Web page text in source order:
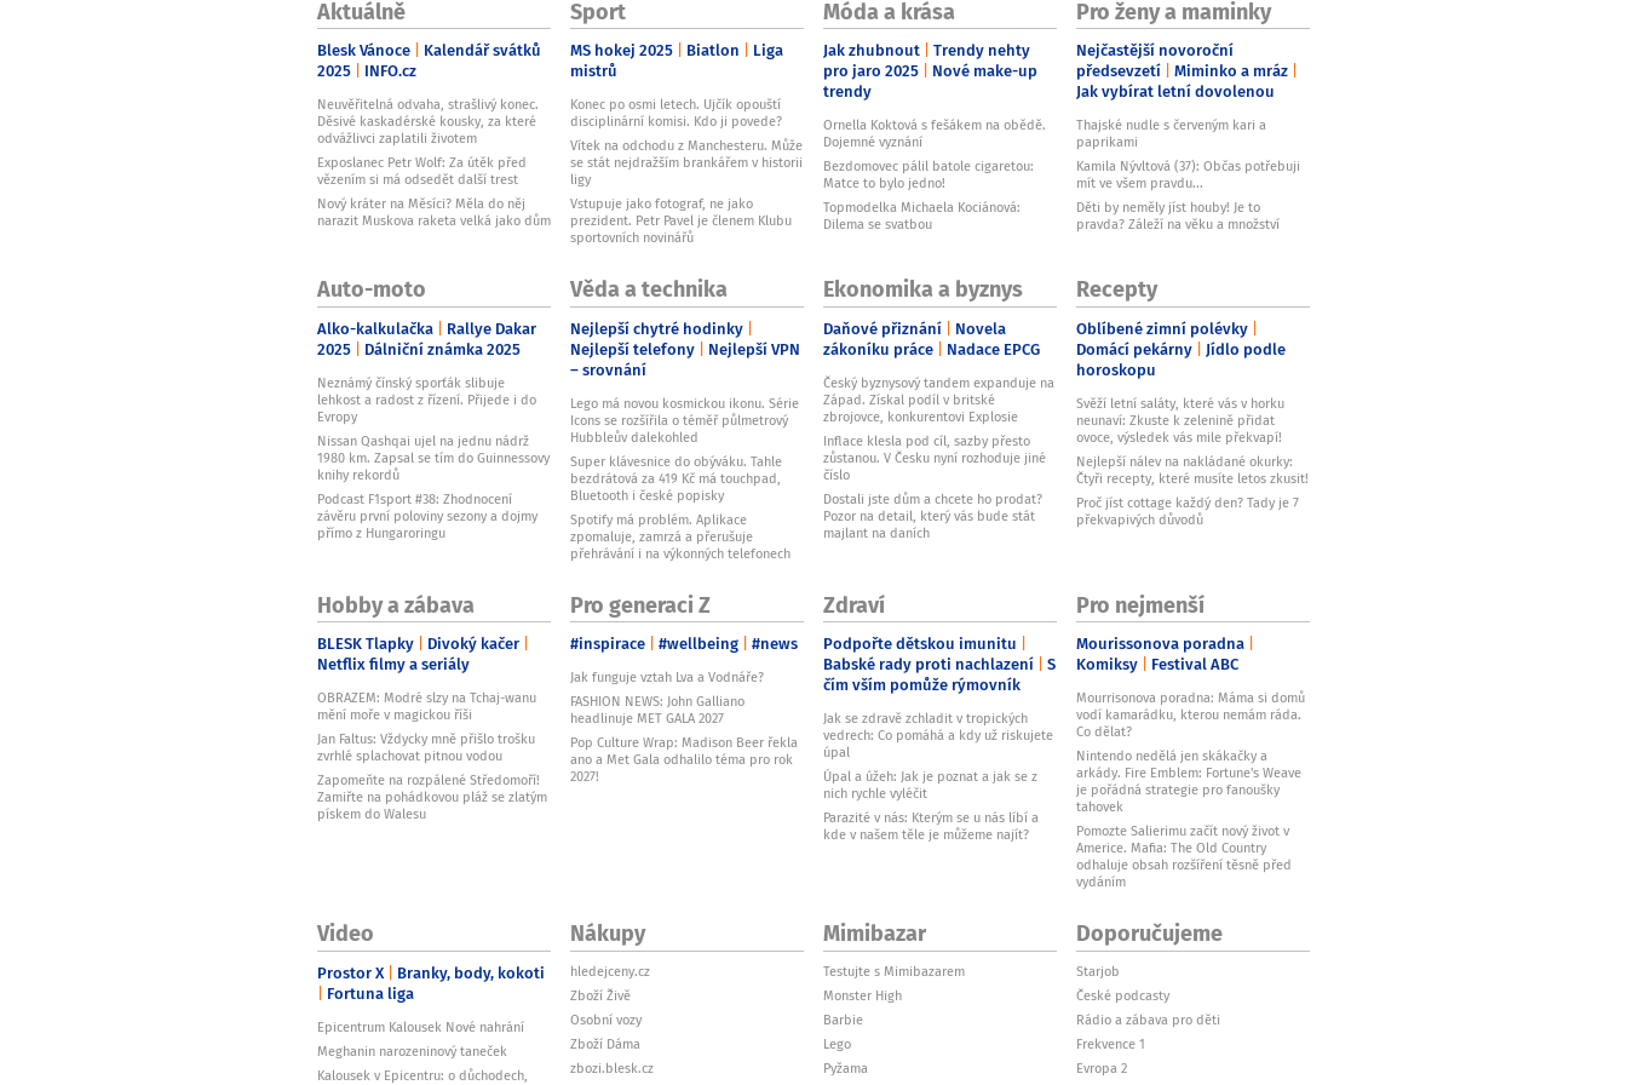
Aktuálně
Blesk Vánoce Kalendář svátků
2025 INFO.cz
Neuvěřitelná odvaha, strašlivý konec.
Děsivé kaskadérské kousky, za které
odvážlivci zaplatili životem
Exposlanec Petr Wolf: Za útěk před
vězením si má odsedět další trest
Nový kráter na Měsíci? Měla do něj
narazit Muskova raketa velká jako dům
Sport
MS hokej 2025 Biatlon
Liga
mistrů
Konec po osmi letech. Ujčík opouští
disciplinární komisi. Kdo ji povede?
Vítek na odchodu z Manchesteru. Může
se stát nejdražším brankářem v historii
ligy
Vstupuje jako fotograf, ne jako
prezident. Petr Pavel je členem Klubu
sportovních novinářů
Móda a krása
Jak zhubnout Trendy nehty
pro jaro 2025 Nové make-up
trendy
Ornella Koktová s fešákem na obědě.
Dojemné vyznání
Bezdomovec pálil batole cigaretou:
Matce to bylo jedno!
Topmodelka Michaela Kociánová:
Dilema se svatbou
Pro ženy a maminky
Nejčastější novoroční
předsevzetí Miminko a mráz
Jak vybírat letní dovolenou
Thajské nudle s červeným kari a
paprikami
Kamila Nývltová (37): Občas potřebuji
mít ve všem pravdu...
Děti by neměly jíst houby! Je to
pravda? Záleží na věku a množství
Auto-moto
Alko-kalkulačka Rallye Dakar
2025 Dálniční známka 2025
Neznámý čínský sporťák slibuje
lehkost a radost z řízení. Přijede i do
Evropy
Nissan Qashqai ujel na jednu nádrž
1980 km. Zapsal se tím do Guinnessovy
knihy rekordů
Podcast F1sport #38: Zhodnocení
závěru první poloviny sezony a dojmy
přímo z Hungaroringu
Věda a technika
Nejlepší chytré hodinky
Nejlepší telefony Nejlepší VPN
– srovnání
Lego má novou kosmickou ikonu. Série
Icons se rozšířila o téměř půlmetrový
Hubbleův dalekohled
Super klávesnice do obýváku. Tahle
bezdrátová za 419 Kč má touchpad,
Bluetooth i české popisky
Spotify má problém. Aplikace
zpomaluje, zamrzá a přerušuje
přehrávání i na výkonných telefonech
Ekonomika a byznys
Daňové přiznání Novela
zákoníku práce Nadace EPCG
Český byznysový tandem expanduje na
Západ. Získal podíl v britské
zbrojovce, konkurentovi Explosie
Inflace klesla pod cíl, sazby přesto
zůstanou. V Česku nyní rozhoduje jiné
číslo
Dostali jste dům a chcete ho prodat?
Pozor na detail, který vás bude stát
majlant na daních
Recepty
Oblíbené zimní polévky
Domácí pekárny Jídlo podle
horoskopu
Svěží letní saláty, které vás v horku
neunaví: Zkuste k zelenině přidat
ovoce, výsledek vás mile překvapí!
Nejlepší nálev na nakládané okurky:
Čtyři recepty, které musíte letos zkusit!
Proč jíst cottage každý den? Tady je 7
překvapivých důvodů
Hobby a zábava
BLESK Tlapky Divoký kačer
Netflix filmy a seriály
OBRAZEM: Modré slzy na Tchaj-wanu
mění moře v magickou říši
Jan Faltus: Vždycky mně přišlo trošku
zvrhlé splachovat pitnou vodou
Zapomeňte na rozpálené Středomoří!
Zamiřte na pohádkovou pláž se zlatým
pískem do Walesu
Pro generaci Z
#inspirace #wellbeing #news
Jak funguje vztah Lva a Vodnáře?
FASHION NEWS: John Galliano
headlinuje MET GALA 2027
Pop Culture Wrap: Madison Beer řekla
ano a Met Gala odhalilo téma pro rok
2027!
Zdraví
Podpořte dětskou imunitu
Babské rady proti nachlazení S
čím vším pomůže rýmovník
Jak se zdravě zchladit v tropických
vedrech: Co pomáhá a kdy už riskujete
úpal
Úpal a úžeh: Jak je poznat a jak se z
nich rychle vyléčit
Parazité v nás: Kterým se u nás líbí a
kde v našem těle je můžeme najít?
Pro nejmenší
Mourissonova poradna
Komiksy Festival ABC
Mourrisonova poradna: Máma si domů
vodí kamarádku, kterou nemám ráda.
Co dělat?
Nintendo nedělá jen skákačky a
arkády. Fire Emblem: Fortune's Weave
je pořádná strategie pro fanoušky
tahovek
Pomozte Salierimu začít nový život v
Americe. Mafia: The Old Country
odhaluje obsah rozšíření těsně před
vydáním
Video
Prostor X Branky, body, kokoti
Fortuna liga
Epicentrum Kalousek Nové nahrání
Meghanin narozeninový taneček
Kalousek v Epicentru: o důchodech,
Nákupy
hledejceny.cz
Zboží Živě
Osobní vozy
Zboží Dáma
zbozi.blesk.cz
Mimibazar
Testujte s Mimibazarem
Monster High
Barbie
Lego
Pyžama
Doporučujeme
Starjob
České podcasty
Rádio a zábava pro děti
Frekvence 1
Evropa 2